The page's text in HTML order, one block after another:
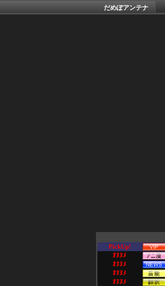
だめぽアンテナ
PickUp!
ｵﾇﾇﾒ
ｵﾇﾇﾒ
ｵﾇﾇﾒ
ｵﾇﾇﾒ